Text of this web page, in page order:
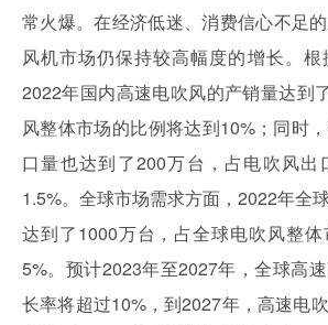
常火爆。在经济低迷、消费信心不足
风机市场仍保持较高幅度的增长。根
2022年国内高速电吹风的产销量达到
风整体市场的比例将达到10%；同时
口量也达到了200万台，占电吹风出
1.5%。全球市场需求方面，2022年全
达到了1000万台，占全球电吹风整
5%。预计2023年至2027年，全球高
长率将超过10%，到2027年，高速电